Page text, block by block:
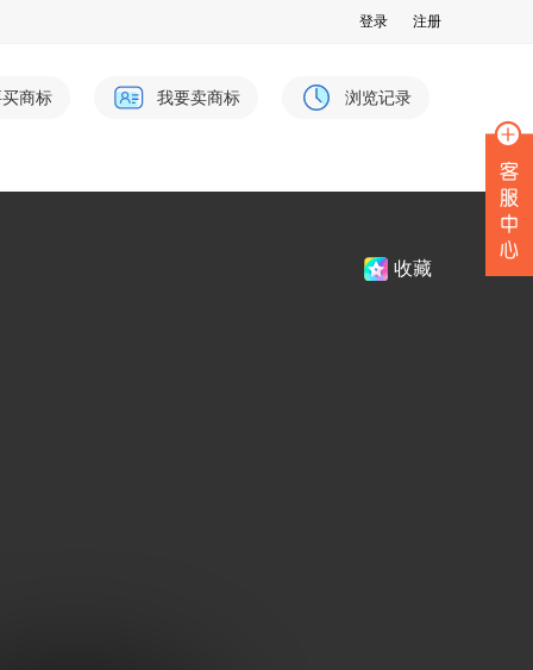
登录 注册
商标 我要卖商标 浏览记录
收藏